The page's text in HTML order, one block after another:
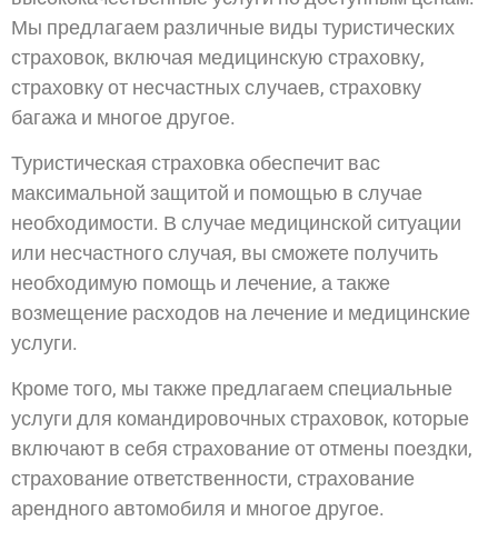
Мы предлагаем различные виды туристических
страховок, включая медицинскую страховку,
страховку от несчастных случаев, страховку
багажа и многое другое.
Туристическая страховка обеспечит вас
максимальной защитой и помощью в случае
необходимости. В случае медицинской ситуации
или несчастного случая, вы сможете получить
необходимую помощь и лечение, а также
возмещение расходов на лечение и медицинские
услуги.
Кроме того, мы также предлагаем специальные
услуги для командировочных страховок, которые
включают в себя страхование от отмены поездки,
страхование ответственности, страхование
арендного автомобиля и многое другое.